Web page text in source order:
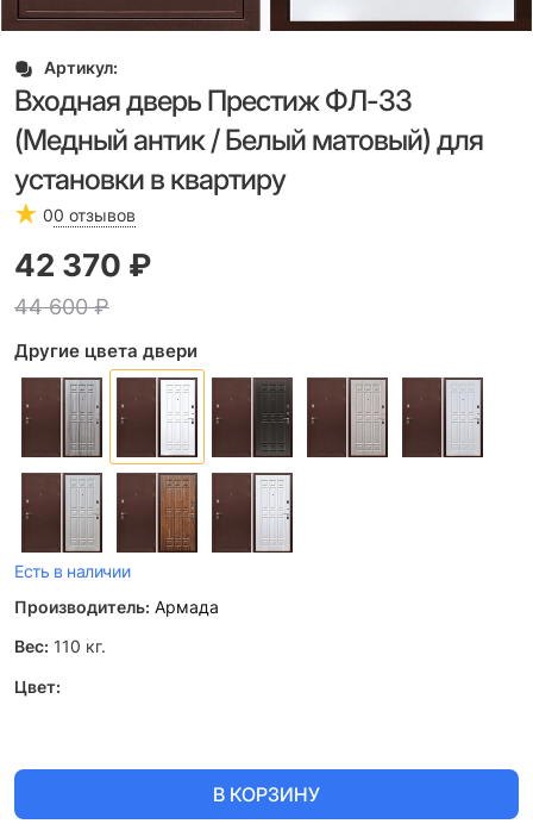
Артикул:
Входная дверь Престиж ФЛ-33
(Медный антик / Белый матовый) для
установки в квартиру
00 отзывов
44 600 ₽
42 370 ₽
Другие цвета двери
Есть в наличии
Производитель: Армада
Вес: 110 кг.
Цвет:
В КОРЗИНУ